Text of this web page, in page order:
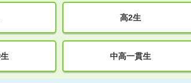
高2生
中高一貫生